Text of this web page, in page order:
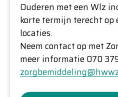
Ouderen met een Wlz
korte termijn terecht op
locaties.
Neem contact op met
meer informatie 070